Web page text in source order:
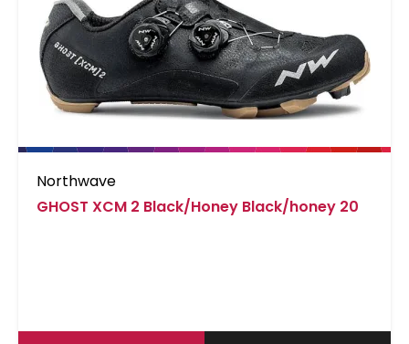
Northwave
GHOST XCM 2 Black/Honey Black/honey 20